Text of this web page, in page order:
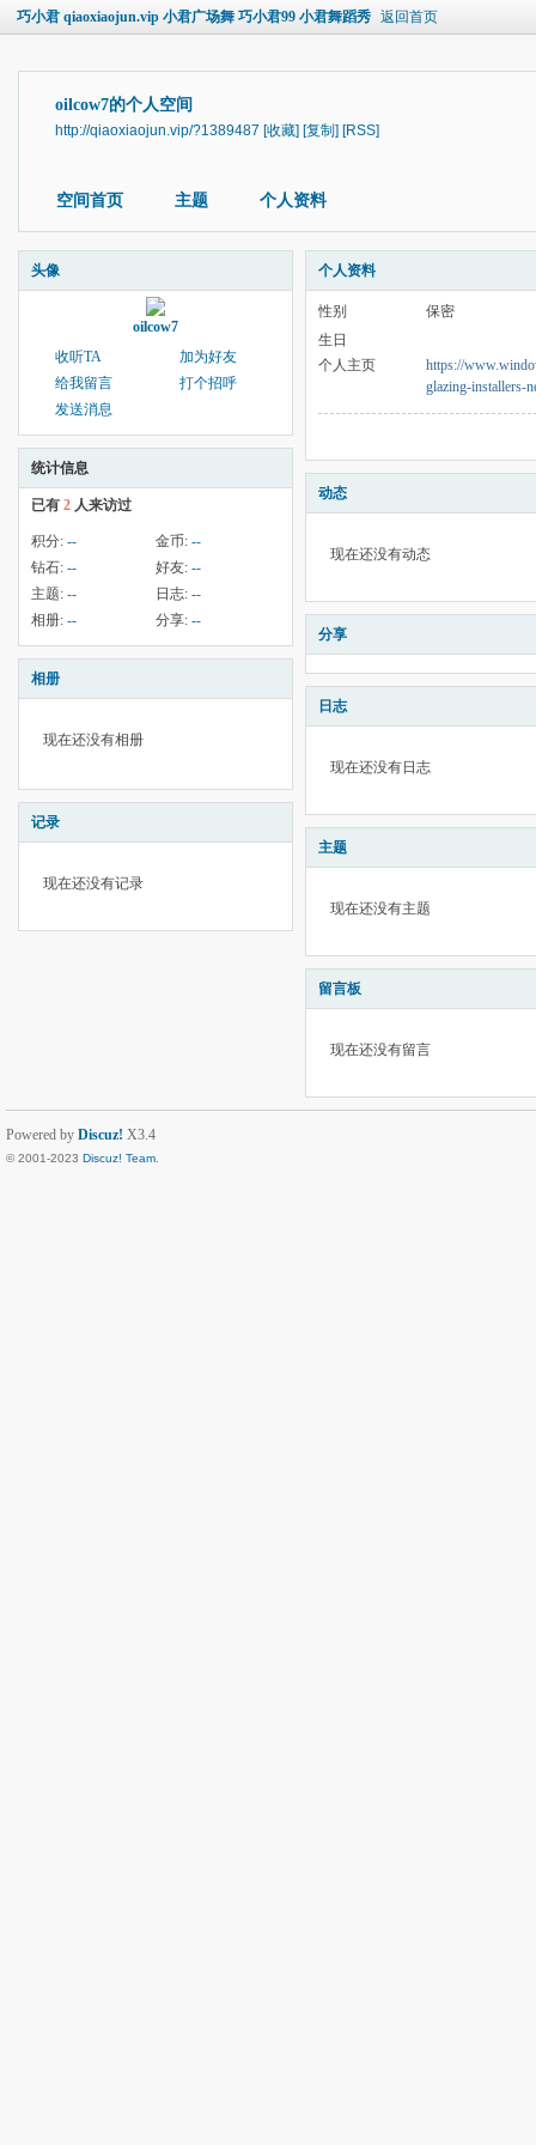
巧小君 qiaoxiaojun.vip 小君广场舞 巧小君99 小君舞蹈秀 返回首页
oilcow7的个人空间
http://qiaoxiaojun.vip/?1389487 [收藏] [复制] [RSS]
空间首页 主题 个人资料
头像
oilcow7
收听TA
加为好友
给我留言
打个招呼
发送消息
统计信息
已有 2 人来访过
积分: -- 金币: --
钻石: -- 好友: --
主题: -- 日志: --
相册: -- 分享: --
相册
现在还没有相册
记录
现在还没有记录
个人资料
性别
保密
生日
个人主页
https://
glazing-installers-
动态
现在还没有动态
分享
日志
现在还没有日志
主题
现在还没有主题
留言板
现在还没有留言
Powered by Discuz! X3.4
© 2001-2023 Discuz! Team